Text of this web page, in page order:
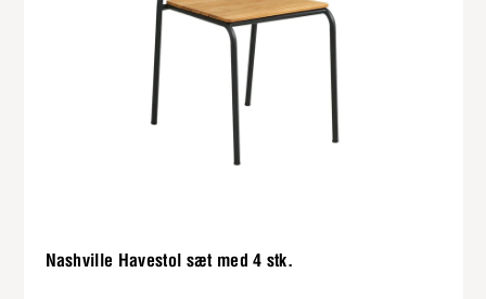
Nashville Havestol sæt med 4 stk.